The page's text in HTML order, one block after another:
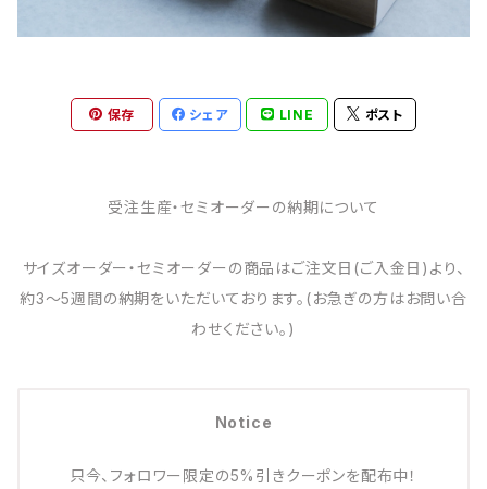
保存 シェア LINE ポスト
受注生産・セミオーダーの納期について
サイズオーダー・セミオーダーの商品はご注文日(ご入金日)より、
約3～5週間の納期をいただいております。(お急ぎの方はお問い合
わせください。)
Notice
只今、フォロワー限定の5%引きクーポンを配布中！